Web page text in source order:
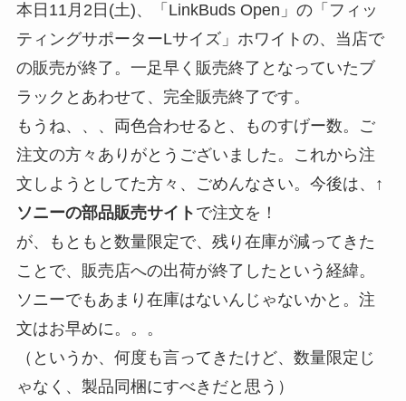
本日11月2日(土)、「LinkBuds Open」の「フィッ
ティングサポーターLサイズ」ホワイトの、当店で
の販売が終了。一足早く販売終了となっていたブ
ラックとあわせて、完全販売終了です。
もうね、、、両色合わせると、ものすげー数。ご
注文の方々ありがとうございました。これから注
文しようとしてた方々、ごめんなさい。今後は、↑
ソニーの部品販売サイト で注文を！
が、もともと数量限定で、残り在庫が減ってきた
ことで、販売店への出荷が終了したという経緯。
ソニーでもあまり在庫はないんじゃないかと。注
文はお早めに。。。
（というか、何度も言ってきたけど、数量限定じ
ゃなく、製品同梱にすべきだと思う）